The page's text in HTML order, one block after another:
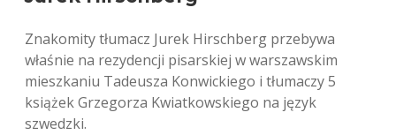
Znakomity tłumacz Jurek Hirschberg przebywa
właśnie na rezydencji pisarskiej w warszawskim
mieszkaniu Tadeusza Konwickiego i tłumaczy 5
książek Grzegorza Kwiatkowskiego na język
szwedzki.